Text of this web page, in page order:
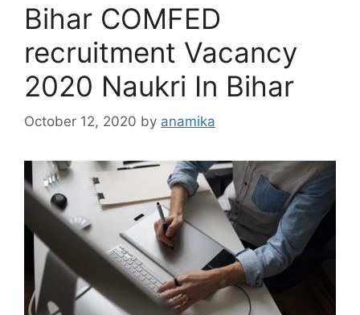
Bihar COMFED
recruitment Vacancy
2020 Naukri In Bihar
October 12, 2020 by anamika